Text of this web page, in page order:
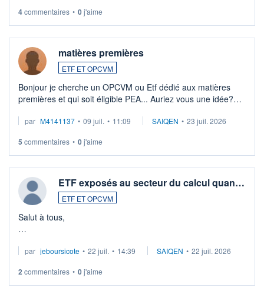
4commentaires • 0j'aime
matières premières
ETF ET OPCVM
Bonjour je cherche un OPCVM ou Etf dédié aux matières
premières et qui soit éligible PEA... Auriez vous une idée?
par M4141137 • 09 juil. • 11:09 SAIQEN • 23 juil. 2026
5 commentaires • 0j'aime
ETF exposés au secteur du calcul quan…
ETF ET OPCVM
Salut à tous,
via un ETF plutôt que des actions individuelles.
Idéalement, je voudrais qu'il soit éligible au PEA.
par jeboursicote • 22 juil. • 14:39 SAIQEN • 22 juil. 2026
2 commentaires • 0j'aime